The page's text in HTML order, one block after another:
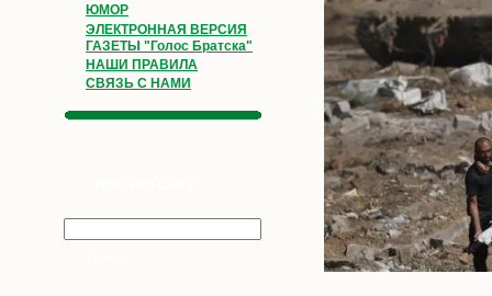
ЮМОР
ЭЛЕКТРОННАЯ ВЕРСИЯ
ГАЗЕТЫ "Голос Братска"
НАШИ ПРАВИЛА
СВЯЗЬ С НАМИ